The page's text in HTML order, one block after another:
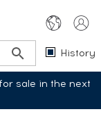
History
sale in the next